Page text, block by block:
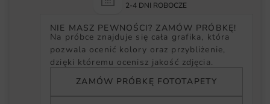
2-4 DNI ROBOCZE
NIE MASZ PEWNOŚCI? ZAMÓW PRÓBKĘ!
Na próbce znajduje się cała grafika, która
pozwala ocenić kolory oraz przybliżenie,
dzięki któremu ocenisz jakość zdjęcia.
ZAMÓW PRÓBKĘ FOTOTAPETY